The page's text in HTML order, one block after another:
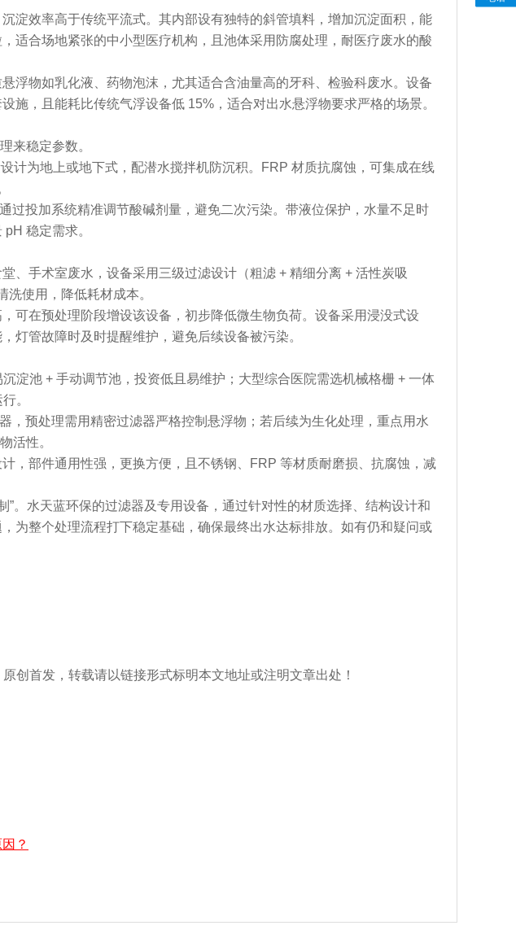
淀效率高于传统平流式。其内部设有独特的斜管填料，增加沉淀面积，能
适合场地紧张的中小型医疗机构，且池体采用防腐处理，耐医疗废水的酸
浮物如乳化液、药物泡沫，尤其适合含油量高的牙科、检验科废水。设备
施，且能耗比传统气浮设备低 15%，适合对出水悬浮物要求严格的场景。
来稳定参数。
计为地上或地下式，配潜水搅拌机防沉积。FRP 材质抗腐蚀，可集成在线
过投加系统精准调节酸碱剂量，避免二次污染。带液位保护，水量不足时
稳定需求。
、手术室废水，设备采用三级过滤设计（粗滤 + 精细分离 + 活性炭吸
使用，降低耗材成本。
可在预处理阶段增设该设备，初步降低微生物负荷。设备采用浸没式设
灯管故障时及时提醒维护，避免后续设备被污染。
淀池 + 手动调节池，投资低且易维护；大型综合医院需选机械格栅 + 一体
。
，预处理需用精密过滤器严格控制悬浮物；若后续为生化处理，重点用水
活性。
，部件通用性强，更换方便，且不锈钢、FRP 等材质耐磨损、抗腐蚀，减
”。水天蓝环保的过滤器及专用设备，通过针对性的材质选择、结构设计和
为整个处理流程打下稳定基础，确保最终出水达标排放。如有仍和疑问或
创首发，转载请以链接形式标明本文地址或注明文章出处！
？